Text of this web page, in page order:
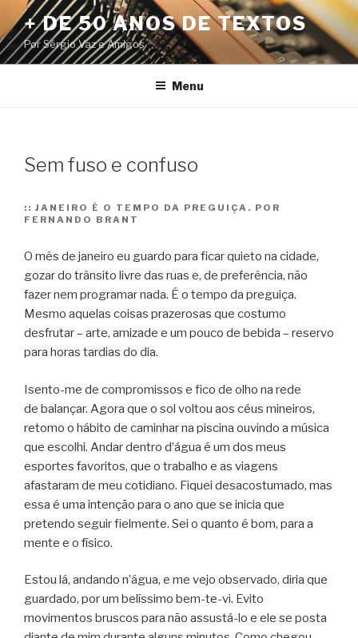
Pular
para
o
conteúdo
+ DE 50 ANOS DE TEXTOS
Por Sérgio Vaz e Amigos
Menu
Sem fuso e confuso
:: JANEIRO É O TEMPO DA PREGUIÇA. POR
FERNANDO BRANT
O mês de janeiro eu guardo para ficar quieto na cidade,
gozar do trânsito livre das ruas e, de preferência, não
fazer nem programar nada. É o tempo da preguiça.
Mesmo aquelas coisas prazerosas que costumo
desfrutar – arte, amizade e um pouco de bebida – reservo
para horas tardias do dia.
Isento-me de compromissos e fico de olho na rede
de balançar. Agora que o sol voltou aos céus mineiros,
retomo o hábito de caminhar na piscina ouvindo a música
que escolhi. Andar dentro d’água é um dos meus
esportes favoritos, que o trabalho e as viagens
afastaram de meu cotidiano. Fiquei desacostumado, mas
essa é uma intenção para o ano que se inicia que
pretendo seguir fielmente. Sei o quanto é bom, para a
mente e o físico.
Estou lá, andando n’água, e me vejo observado, diria que
guardado, por um belíssimo bem-te-vi. Evito
movimentos bruscos para não assustá-lo e ele se posta